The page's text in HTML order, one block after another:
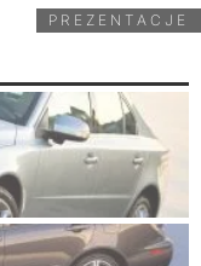
PREZENTACJE